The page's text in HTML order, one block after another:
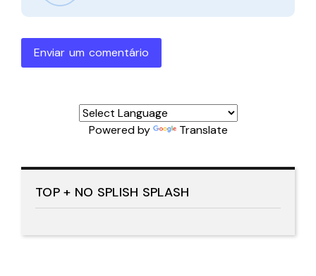
Enviar um comentário
Powered by Translate
TOP + NO SPLISH SPLASH